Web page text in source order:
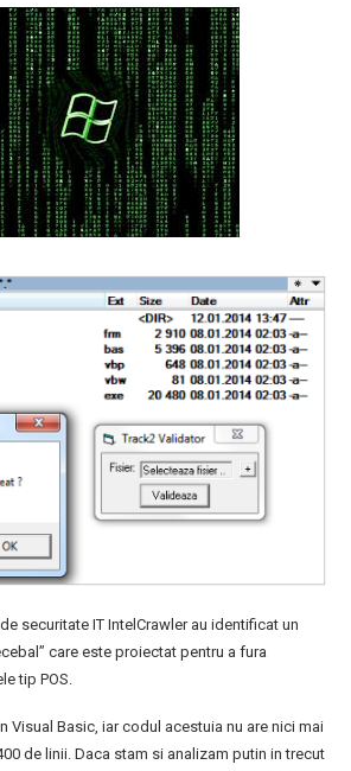
securitate IT IntelCrawler au identificat un
care este proiectat pentru a fura
tip POS.
Visual Basic, iar codul acestuia nu are nici mai
de linii. Daca stam si analizam putin in trecut